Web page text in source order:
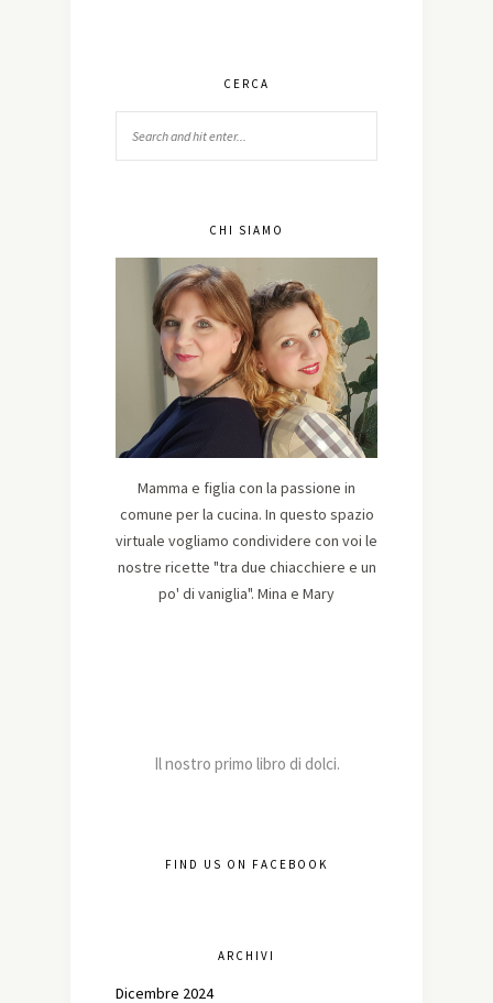
CERCA
CHI SIAMO
Mamma e figlia con la passione in
comune per la cucina. In questo spazio
virtuale vogliamo condividere con voi le
nostre ricette "tra due chiacchiere e un
po' di vaniglia". Mina e Mary
Il nostro primo libro di dolci.
FIND US ON FACEBOOK
ARCHIVI
Dicembre 2024